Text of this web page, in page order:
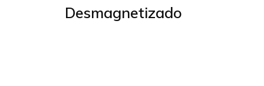
Desmagnetizado